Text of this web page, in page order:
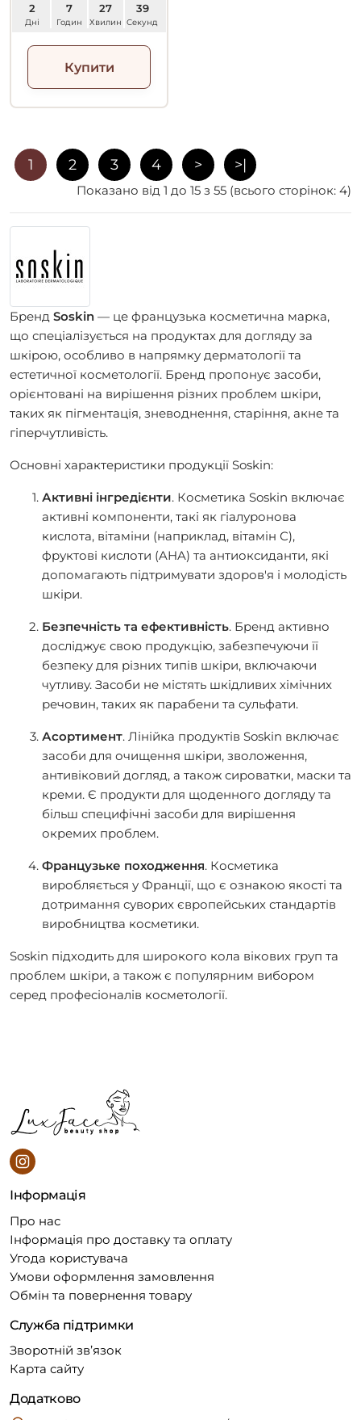
2
Дні
7
Годин
27
Хвилин
38
Секунд
Купити
1 2 3 4 > >|
Показано від 1 до 15 з 55 (всього сторінок: 4)
Бренд Soskin — це французька косметична марка,
що спеціалізується на продуктах для догляду за
шкірою, особливо в напрямку дерматології та
естетичної косметології. Бренд пропонує засоби,
орієнтовані на вирішення різних проблем шкіри,
таких як пігментація, зневоднення, старіння, акне та
гіперчутливість.
Основні характеристики продукції Soskin:
Активні інгредієнти. Косметика Soskin включає
активні компоненти, такі як гіалуронова
кислота, вітаміни (наприклад, вітамін С),
фруктові кислоти (AHA) та антиоксиданти, які
допомагають підтримувати здоров'я і молодість
шкіри.
Безпечність та ефективність. Бренд активно
досліджує свою продукцію, забезпечуючи її
безпеку для різних типів шкіри, включаючи
чутливу. Засоби не містять шкідливих хімічних
речовин, таких як парабени та сульфати.
Асортимент. Лінійка продуктів Soskin включає
засоби для очищення шкіри, зволоження,
антивіковий догляд, а також сироватки, маски та
креми. Є продукти для щоденного догляду та
більш специфічні засоби для вирішення
окремих проблем.
Французьке походження. Косметика
виробляється у Франції, що є ознакою якості та
дотримання суворих європейських стандартів
виробництва косметики.
Soskin підходить для широкого кола вікових груп та
проблем шкіри, а також є популярним вибором
серед професіоналів косметології.
Інформація
Про нас
Інформація про доставку та оплату
Угода користувача
Умови оформлення замовлення
Обмін та повернення товару
Служба підтримки
Зворотній зв’язок
Карта сайту
Додатково